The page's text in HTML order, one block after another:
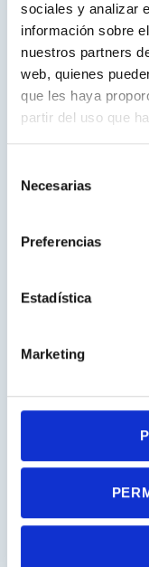
sociales y analizar
información sobre
nuestros partners
web, quienes
que les haya
partir del uso que
Necesarias
Preferencias
Estadística
Marketing
Acepto recibir
electrónico